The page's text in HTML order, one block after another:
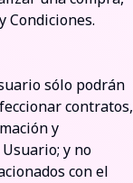
Condiciones.
sólo podrán
contratos,
y
y no
con el